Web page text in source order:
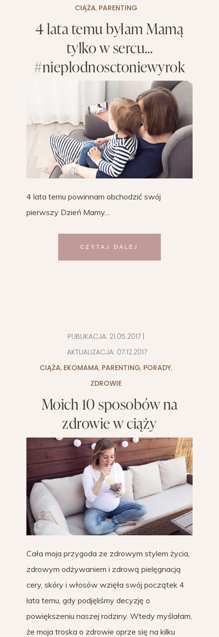
CIĄŻA, PARENTING
4 lata temu byłam Mamą
tylko w sercu…
#nieplodnosctoniewyrok
4 lata temu powinnam obchodzić swój
pierwszy Dzień Mamy…
CZYTAJ DALEJ
PUBLIKACJA: 21.05.2017
AKTUALIZACJA: 07.12.2017
CIĄŻA, EKOMAMA, PARENTING, PORADY,
ZDROWIE
Moich 10 sposobów na
zdrowie w ciąży
Cała moja przygoda ze zdrowym stylem życia,
zdrowym odżywaniem i zdrową pielęgnacją
cery, skóry i włosów wzięła swój początek 4
lata temu, gdy podjęliśmy decyzję o
powiększeniu naszej rodziny. Wtedy myślałam,
że moja troska o zdrowie oprze się na kilku